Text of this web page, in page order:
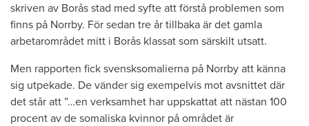
skriven av Borås stad med syfte att förstå problemen som
finns på Norrby. För sedan tre år tillbaka är det gamla
arbetarområdet mitt i Borås klassat som särskilt utsatt.
Men rapporten fick svensksomalierna på Norrby att känna
sig utpekade. De vänder sig exempelvis mot avsnittet där
det står att ”…en verksamhet har uppskattat att nästan 100
procent av de somaliska kvinnor på området är